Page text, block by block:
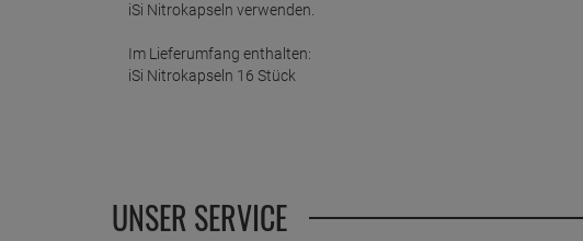
iSi Nitrokapseln verwenden.
Im Lieferumfang enthalten:
iSi Nitrokapseln 16 Stück
UNSER SERVICE